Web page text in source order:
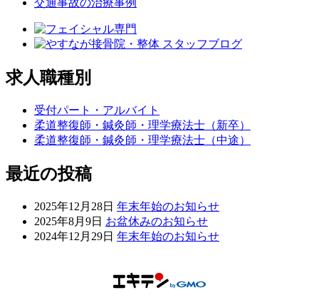
交通事故の治療事例
求人職種別
受付パート・アルバイト
柔道整復師・鍼灸師・理学療法士（新卒）
柔道整復師・鍼灸師・理学療法士（中途）
最近の投稿
2025年12月28日 年末年始のお知らせ
2025年8月9日 お盆休みのお知らせ
2024年12月29日 年末年始のお知らせ